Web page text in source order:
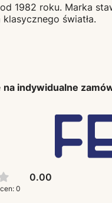
1982 roku. Marka
światła.
na indywidualne
0.00
0